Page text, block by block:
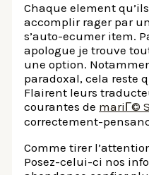
Chaque element
accomplir rager par
s’auto-ecumer item.
apologue je trouve
une option.
paradoxal, cela reste
Flairent leurs
courantes de mariГ©
correctement-
Comme tirer
Posez-celui-ci nos